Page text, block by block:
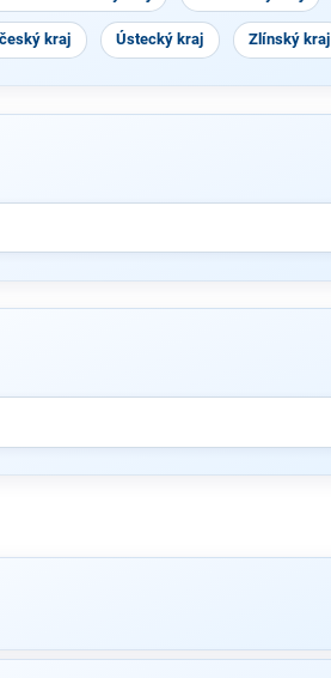
kraj Ústecký kraj Zlínský kraj